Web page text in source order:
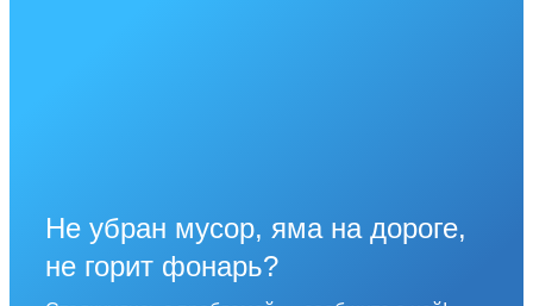
Не убран мусор, яма на дороге,
не горит фонарь?